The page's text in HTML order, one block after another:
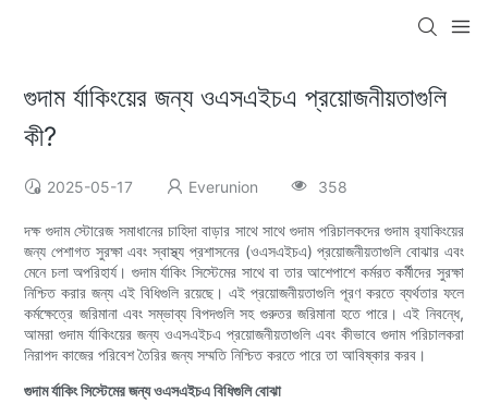
গুদাম র্যাকিংয়ের জন্য ওএসএইচএ প্রয়োজনীয়তাগুলি
কী?
2025-05-17 Everunion 358
দক্ষ গুদাম স্টোরেজ সমাধানের চাহিদা বাড়ার সাথে সাথে গুদাম পরিচালকদের গুদাম র‌্যাকিংয়ের
জন্য পেশাগত সুরক্ষা এবং স্বাস্থ্য প্রশাসনের (ওএসএইচএ) প্রয়োজনীয়তাগুলি বোঝার এবং
মেনে চলা অপরিহার্য। গুদাম র্যাকিং সিস্টেমের সাথে বা তার আশেপাশে কর্মরত কর্মীদের সুরক্ষা
নিশ্চিত করার জন্য এই বিধিগুলি রয়েছে। এই প্রয়োজনীয়তাগুলি পূরণ করতে ব্যর্থতার ফলে
কর্মক্ষেত্রে জরিমানা এবং সম্ভাব্য বিপদগুলি সহ গুরুতর জরিমানা হতে পারে। এই নিবন্ধে,
আমরা গুদাম র্যাকিংয়ের জন্য ওএসএইচএ প্রয়োজনীয়তাগুলি এবং কীভাবে গুদাম পরিচালকরা
নিরাপদ কাজের পরিবেশ তৈরির জন্য সম্মতি নিশ্চিত করতে পারে তা আবিষ্কার করব।
গুদাম র্যাকিং সিস্টেমের জন্য ওএসএইচএ বিধিগুলি বোঝা